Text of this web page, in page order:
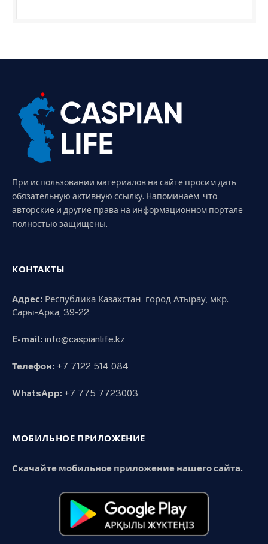
При использовании материалов на сайте просим дать
обязательную активную ссылку. Напоминаем, что
авторские и другие права на информационном портале
полностью защищены.
КОНТАКТЫ
Адрес: Республика Казахстан, город Атырау, мкр.
Сары-Арка, 39-22
E-mail: info@caspianlife.kz
Телефон: +7 7122 514 084
WhatsApp: +7 775 7723003
МОБИЛЬНОЕ ПРИЛОЖЕНИЕ
Скачайте мобильное приложение нашего сайта.